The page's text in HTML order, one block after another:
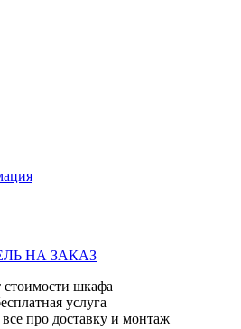
НА ЗАКАЗ
стоимости шкафа
услуга
все про доставку и монтаж